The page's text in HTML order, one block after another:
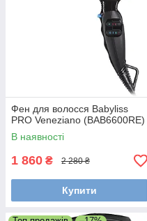
Фен для волосся Babyliss
PRO Veneziano (BAB6600RE)
В наявності
1 860 ₴ 2 280 ₴
Купити